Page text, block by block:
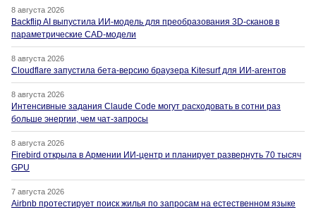
8 августа 2026
Backflip AI выпустила ИИ-модель для преобразования 3D-сканов в
параметрические CAD-модели
8 августа 2026
Cloudflare запустила бета-версию браузера Kitesurf для ИИ-агентов
8 августа 2026
Интенсивные задания Claude Code могут расходовать в сотни раз
больше энергии, чем чат-запросы
8 августа 2026
Firebird открыла в Армении ИИ-центр и планирует развернуть 70 тысяч
GPU
7 августа 2026
Airbnb протестирует поиск жилья по запросам на естественном языке